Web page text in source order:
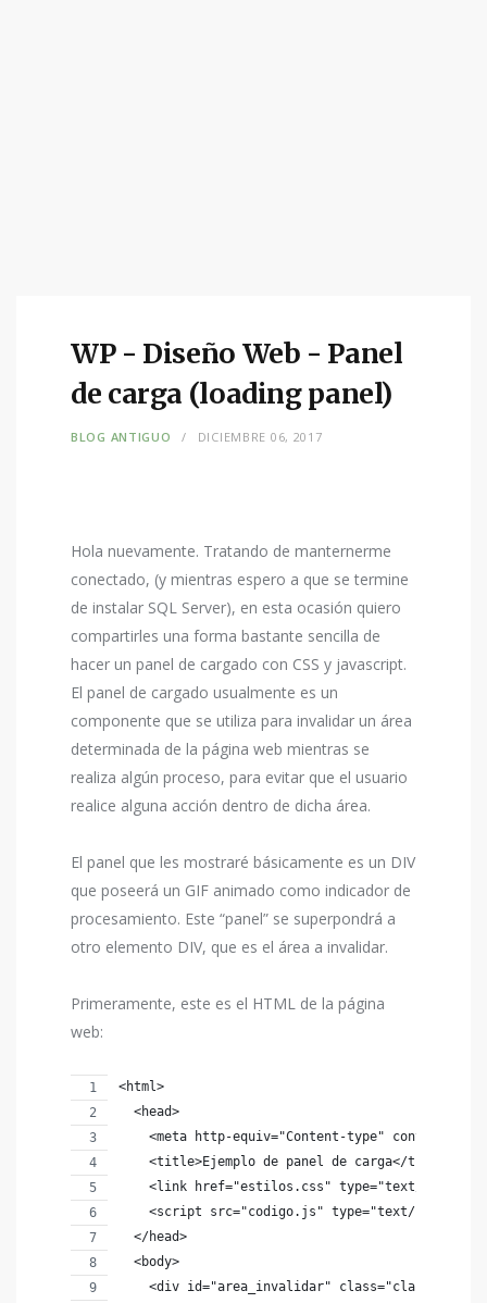
WP - Diseño Web - Panel
de carga (loading panel)
BLOG ANTIGUO DICIEMBRE 06, 2017
Hola nuevamente. Tratando de manternerme
conectado, (y mientras espero a que se termine
de instalar SQL Server), en esta ocasión quiero
compartirles una forma bastante sencilla de
hacer un panel de cargado con CSS y javascript.
El panel de cargado usualmente es un
componente que se utiliza para invalidar un área
determinada de la página web mientras se
realiza algún proceso, para evitar que el usuario
realice alguna acción dentro de dicha área.
El panel que les mostraré básicamente es un DIV
que poseerá un GIF animado como indicador de
procesamiento. Este “panel” se superpondrá a
otro elemento DIV, que es el área a invalidar.
Primeramente, este es el HTML de la página
web:
<html>
  <head>
<meta http-equiv="Content-type"
    <title>Ejemplo de panel de carga</title>
<link href="estilos.css" type="text/css"
<script src="codigo.js" type="text/
  </head>
  <body>
<div id="area_invalidar"